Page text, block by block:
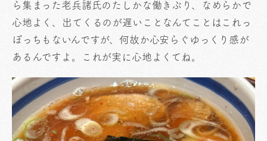
ら集まった老兵諸氏のたしかな働きぶり、なめらかで
心地よく、出てくるのが遅いことなんてことはこれっ
ぽっちもないんですが、何故か心安らぐゆっくり感が
あるんですよ。これが実に心地よくてね。